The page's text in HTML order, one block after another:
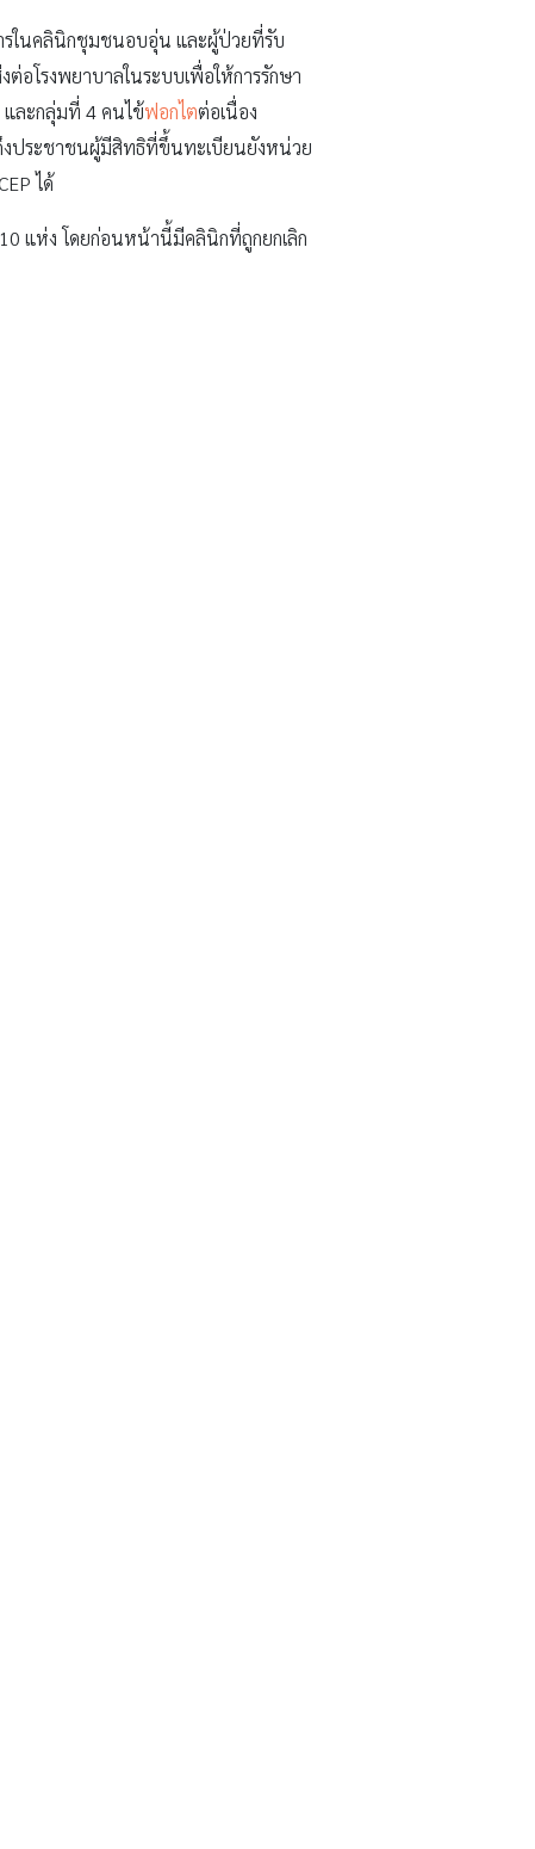
รในคลินิกชุมชนอบอุ่น และผู้ป่วยที่รับ
อโรงพยาบาลในระบบเพื่อให้การรักษา
และกลุ่มที่ 4 คนไข้ฟอกไตต่อเนื่อง
งประชาชนผู้มีสิทธิที่ขึ้นทะเบียนยังหน่วย
ได้
แห่ง โดยก่อนหน้านี้มีคลินิกที่ถูกยกเลิก